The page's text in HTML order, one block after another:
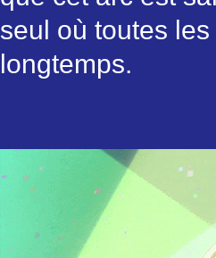
seul où toutes
longtemps.